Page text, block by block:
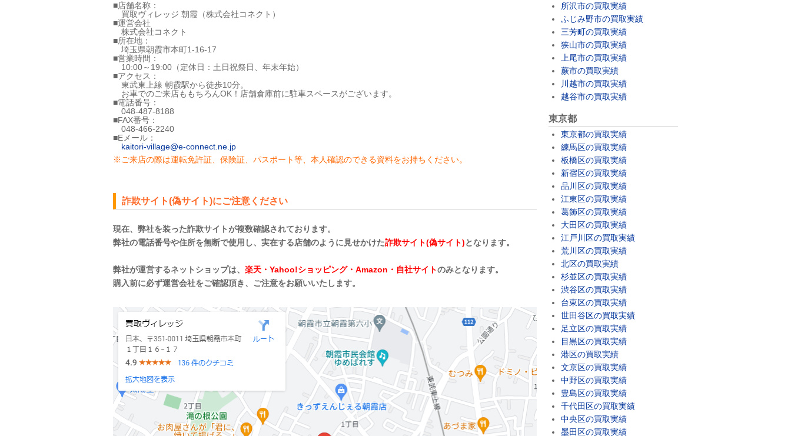
■店舗名称：
買取ヴィレッジ 朝霞（株式会社コネクト）
■運営会社
株式会社コネクト
■所在地：
埼玉県朝霞市本町1-16-17
■営業時間：
10:00～19:00（定休日：土日祝祭日、年末年始）
■アクセス：
東武東上線 朝霞駅から徒歩10分。
お車でのご来店ももちろんOK！店舗倉庫前に駐車スペースがございます。
■電話番号：
048-487-8188
■FAX番号：
048-466-2240
■Eメール：
kaitori-village@e-connect.ne.jp
※ご来店の際は運転免許証、保険証、パスポート等、本人確認のできる資料をお持ちください。
詐欺サイト(偽サイト)にご注意ください
現在、弊社を装った詐欺サイトが複数確認されております。
弊社の電話番号や住所を無断で使用し、実在する店舗のように見せかけた詐欺サイト(偽サイト)となります。
弊社が運営するネットショップは、 楽天・Yahoo!ショッピング・Amazon・自社サイトのみとなります。
購入前に必ず運営会社をご確認頂き、ご注意をお願いいたします。
所沢市の買取実績
ふじみ野市の買取実績
三芳町の買取実績
狭山市の買取実績
上尾市の買取実績
蕨市の買取実績
川越市の買取実績
越谷市の買取実績
東京都
東京都の買取実績
練馬区の買取実績
板橋区の買取実績
新宿区の買取実績
品川区の買取実績
江東区の買取実績
葛飾区の買取実績
大田区の買取実績
江戸川区の買取実績
荒川区の買取実績
北区の買取実績
杉並区の買取実績
渋谷区の買取実績
台東区の買取実績
世田谷区の買取実績
足立区の買取実績
目黒区の買取実績
港区の買取実績
文京区の買取実績
中野区の買取実績
豊島区の買取実績
千代田区の買取実績
中央区の買取実績
墨田区の買取実績